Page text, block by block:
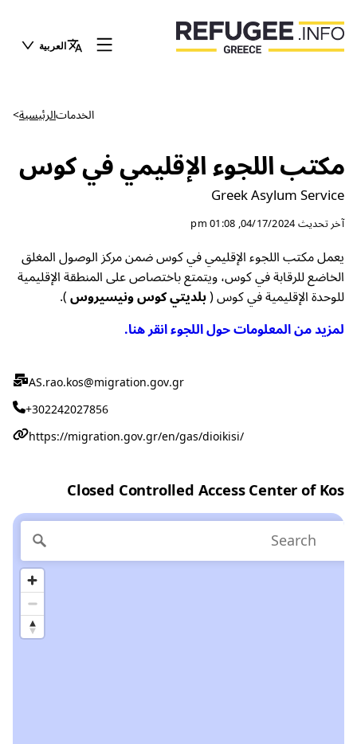
العربية
الرئيسية> الخدمات
مكتب اللجوء الإقليمي في كوس
Greek Asylum Service
آخر تحديث04/17/2024, 01:08 pm
يعمل مكتب اللجوء الإقليمي في كوس ضمن مركز الوصول المغلق
الخاضع للرقابة في كوس، ويتمتع باختصاص على المنطقة الإقليمية
للوحدة الإقليمية في كوس (بلديتي كوس ونيسيروس).
لمزيد من المعلومات حول اللجوء انقر هنا.
AS.rao.kos@migration.gov.gr
+302242027856
https://migration.gov.gr/en/gas/dioikisi/
Closed Controlled Access Center of Kos